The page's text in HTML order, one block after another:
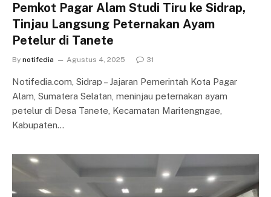
Pemkot Pagar Alam Studi Tiru ke Sidrap,
Tinjau Langsung Peternakan Ayam
Petelur di Tanete
By notifedia Agustus 4, 2025 31
Notifedia.com, Sidrap – Jajaran Pemerintah Kota Pagar
Alam, Sumatera Selatan, meninjau peternakan ayam
petelur di Desa Tanete, Kecamatan Maritengngae,
Kabupaten…